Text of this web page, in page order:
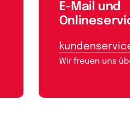
E-Mail und
Wir freuen uns